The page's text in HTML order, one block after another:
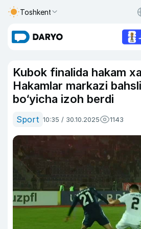
Toshkent
Kubok finalida hakam
Hakamlar markazi
bo‘yicha izoh berdi
Sport 10:35 / 30.10.2025 1143